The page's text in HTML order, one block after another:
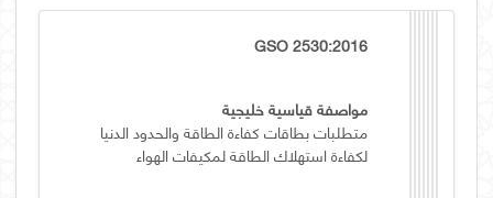
GSO 2530:2016
مواصفة قياسية خليجية
متطلبات بطاقات كفاءة الطاقة والحدود الدنيا
لكفاءة استهلاك الطاقة لمكيفات الهواء